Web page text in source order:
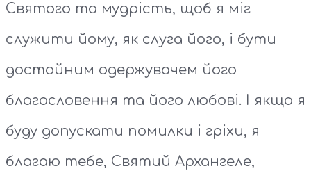
Святого та мудрість, щоб я міг
служити йому, як слуга його, і бути
достойним одержувачем його
благословення та його любові. І якщо я
буду допускати помилки і гріхи, я
благаю тебе, Святий Архангеле,